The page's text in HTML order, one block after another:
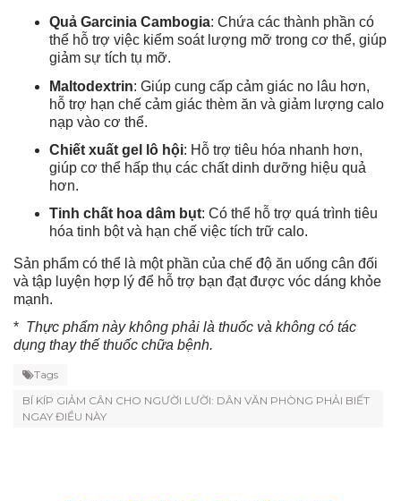
Quả Garcinia Cambogia: Chứa các thành phần có
thể hỗ trợ việc kiểm soát lượng mỡ trong cơ thể, giúp
giảm sự tích tụ mỡ.
Maltodextrin: Giúp cung cấp cảm giác no lâu hơn,
hỗ trợ hạn chế cảm giác thèm ăn và giảm lượng calo
nạp vào cơ thể.
Chiết xuất gel lô hội: Hỗ trợ tiêu hóa nhanh hơn,
giúp cơ thể hấp thụ các chất dinh dưỡng hiệu quả
hơn.
Tinh chất hoa dâm bụt: Có thể hỗ trợ quá trình tiêu
hóa tinh bột và hạn chế việc tích trữ calo.
Sản phẩm có thể là một phần của chế độ ăn uống cân đối
và tập luyện hợp lý để hỗ trợ bạn đạt được vóc dáng khỏe
mạnh.
* Thực phẩm này không phải là thuốc và không có tác
dụng thay thế thuốc chữa bệnh.
Tags
BÍ KÍP GIẢM CÂN CHO NGƯỜI LƯỜI: DÂN VĂN PHÒNG PHẢI BIẾT
NGAY ĐIỀU NÀY